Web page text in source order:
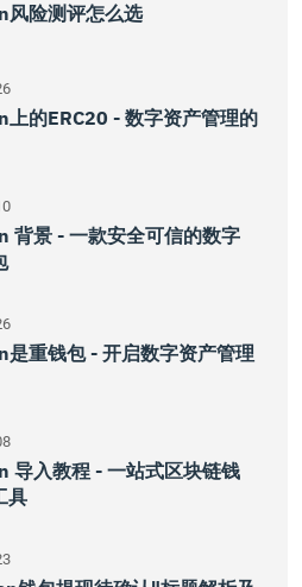
风险测评怎么选
上的ERC20 - 数字资产管理的
背景 - 一款安全可信的数字
是重钱包 - 开启数字资产管理
导入教程 - 一站式区块链钱
具